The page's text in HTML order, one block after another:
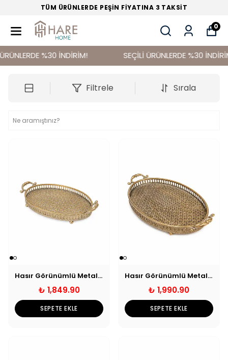
TÜM ÜRÜNLERDE PEŞİN FİYATINA 3 TAKSİT
0
%30 İNDİRİM! SEÇİLİ ÜRÜNLERDE %30 İNDİRİM!
Filtrele Sırala
Hasır Görünümlü Metal Dekoratif Tepsi - Küçük
₺ 1,849.90
SEPETE EKLE
Hasır Görünümlü Metal Dekoratif Tepsi - Orta
₺ 1,990.90
SEPETE EKLE